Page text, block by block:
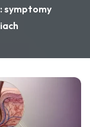
symptomy